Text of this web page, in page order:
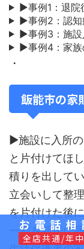
▶事例1：退院
▶事例2：認知
▶事例3：施設
▶事例4：家族
・
飯能市の家
▶施設に入所
と片付けてほ
積りを出して
立会いして整
を片付けた後
一部を新居に
お電話相
全店共通/年